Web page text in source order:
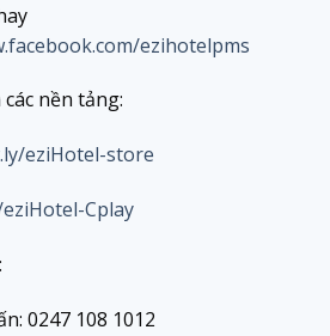
ezihotelpms
nền tảng:
eziHotel-store
Cplay
0247 108 1012